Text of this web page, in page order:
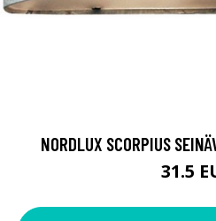
NORDLUX SCORPIUS
31.5